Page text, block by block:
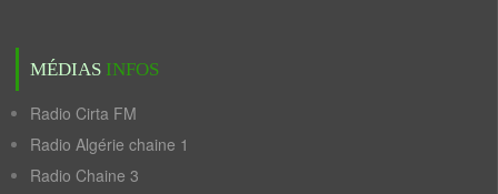
MÉDIAS INFOS
Radio Cirta FM
Radio Algérie chaine 1
Radio Chaine 3